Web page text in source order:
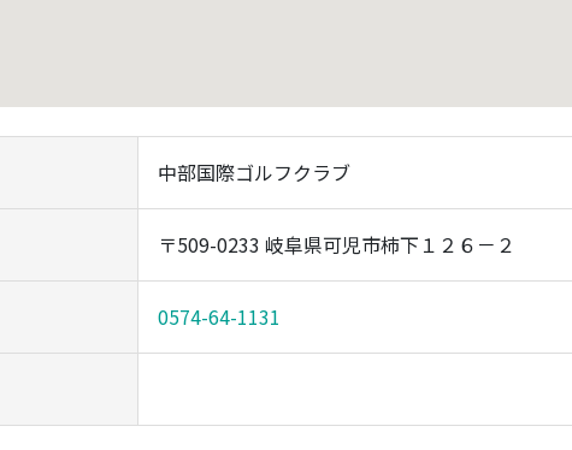
中部国際ゴルフクラブ
〒509-0233 岐阜県可児市柿下１２６－２
0574-64-1131